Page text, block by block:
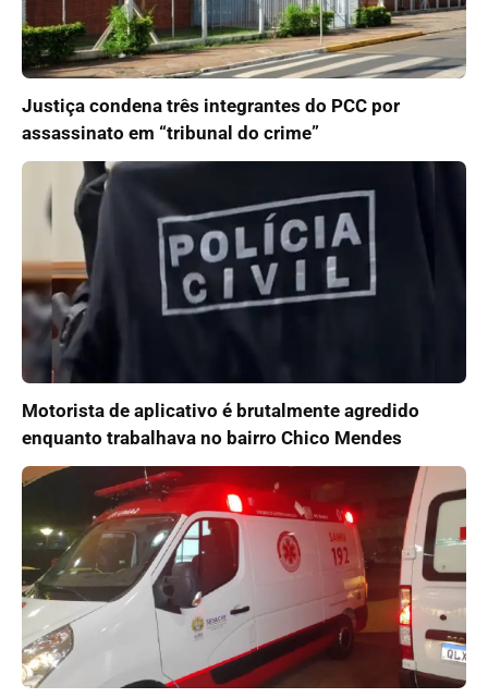
Justiça condena três integrantes do PCC por
assassinato em “tribunal do crime”
Motorista de aplicativo é brutalmente agredido
enquanto trabalhava no bairro Chico Mendes